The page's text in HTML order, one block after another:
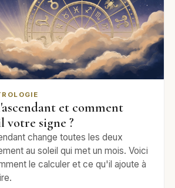
et comment
votre signe ?
change toutes les deux
au soleil qui met un mois. Voici
le calculer et ce qu'il ajoute à